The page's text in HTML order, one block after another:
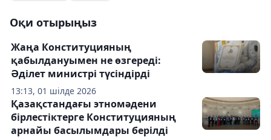
Оқи отырыңыз
13:13, 01 шілде 2026
Жаңа Конституцияның
қабылдануымен не өзгереді:
Әділет министрі түсіндірді
Қазақстандағы этномәдени
бірлестіктерге Конституцияның
арнайы басылымдары берілді